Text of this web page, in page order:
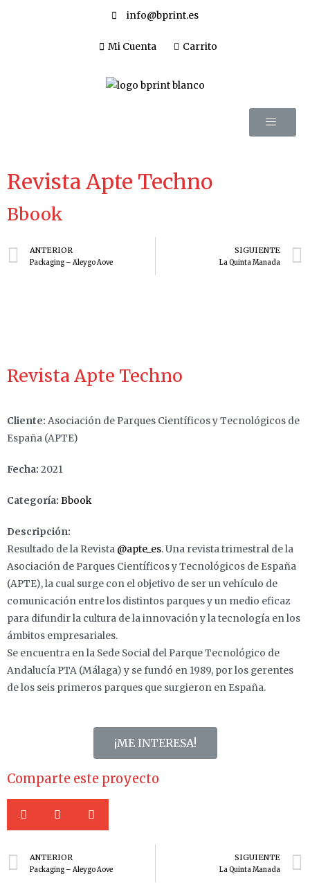
info@bprint.es
Mi Cuenta Carrito
Revista Apte Techno
Bbook
ANTERIOR
Packaging – Aleygo Aove
SIGUIENTE
La Quinta Manada
Revista Apte Techno
Cliente: Asociación de Parques Científicos y Tecnológicos de
España (APTE)
Fecha: 2021
Categoría: Bbook
Descripción:
Resultado de la Revista @apte_es. Una revista trimestral de la
Asociación de Parques Científicos y Tecnológicos de España
(APTE), la cual surge con el objetivo de ser un vehículo de
comunicación entre los distintos parques y un medio eficaz
para difundir la cultura de la innovación y la tecnología en los
ámbitos empresariales.
Se encuentra en la Sede Social del Parque Tecnológico de
Andalucía PTA (Málaga) y se fundó en 1989, por los gerentes
de los seis primeros parques que surgieron en España.
¡ME INTERESA!
Comparte este proyecto
ANTERIOR
Packaging – Aleygo Aove
SIGUIENTE
La Quinta Manada